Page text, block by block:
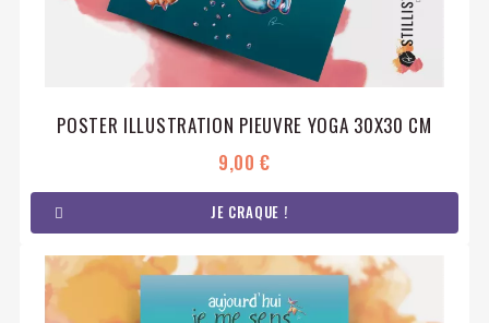
POSTER ILLUSTRATION PIEUVRE YOGA 30X30 CM
9,00 €
JE CRAQUE !